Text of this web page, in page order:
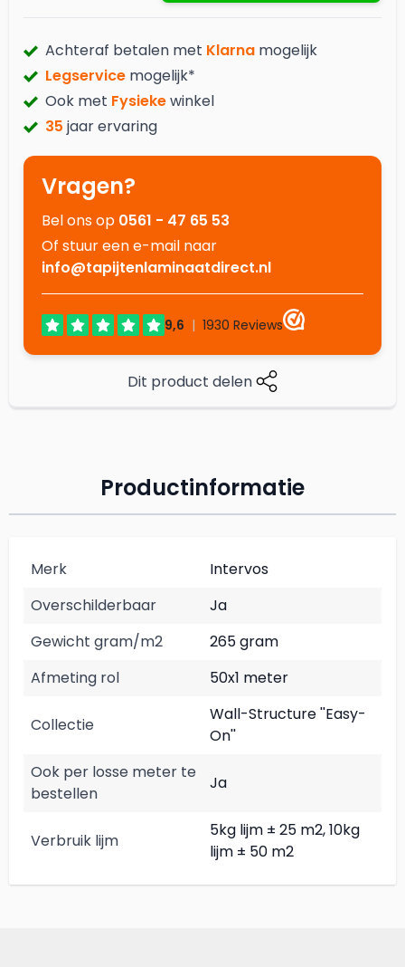
Achteraf betalen met Klarna mogelijk
Legservice mogelijk*
Ook met Fysiekewinkel
35 jaar ervaring
Vragen?
Bel ons op 0561 - 47 65 53
Of stuur een e-mail naar
info@tapijtenlaminaatdirect.nl
Dit product delen
Productinformatie
Merk
Intervos
Overschilderbaar
Ja
Gewicht gram/m2
265 gram
Afmeting rol
50x1 meter
Collectie
Wall-Structure ''Easy-
On''
Ook per losse meter te
bestellen
Ja
Verbruik lijm
5kg lijm ± 25 m2, 10kg
lijm ± 50 m2